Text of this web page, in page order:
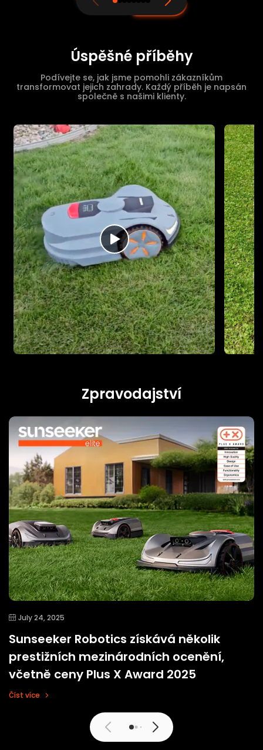
Úspěšné příběhy
Podívejte se, jak jsme pomohli zákazníkům
transformovat jejich zahrady. Každý příběh je napsán
společně s našimi klienty.
Zpravodajství
July 24, 2025
Sunseeker Robotics získává několik
prestižních mezinárodních ocenění,
včetně ceny Plus X Award 2025
Číst více